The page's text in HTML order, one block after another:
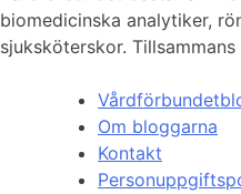
biomedicinska analytiker,
sjuksköterskor.
Om bloggarna
Kontakt